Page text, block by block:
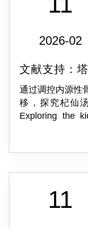
2026-02
文献支持：
系统 WBP
通过调控内源性
移，探究杞仙
Exploring the
11